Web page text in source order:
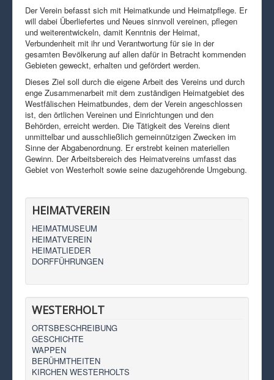
Der Verein befasst sich mit Heimatkunde und Heimatpflege. Er
will dabei Überliefertes und Neues sinnvoll vereinen, pflegen
und weiterentwickeln, damit Kenntnis der Heimat,
Verbundenheit mit ihr und Verantwortung für sie in der
gesamten Bevölkerung auf allen dafür in Betracht kommenden
Gebieten geweckt, erhalten und gefördert werden.
Dieses Ziel soll durch die eigene Arbeit des Vereins und durch
enge Zusammenarbeit mit dem zuständigen Heimatgebiet des
Westfälischen Heimatbundes, dem der Verein angeschlossen
ist, den örtlichen Vereinen und Einrichtungen und den
Behörden, erreicht werden. Die Tätigkeit des Vereins dient
unmittelbar und ausschließlich gemeinnützigen Zwecken im
Sinne der Abgabenordnung. Er erstrebt keinen materiellen
Gewinn. Der Arbeitsbereich des Heimatvereins umfasst das
Gebiet von Westerholt sowie seine dazugehörende Umgebung.
HEIMATVEREIN
HEIMATMUSEUM
HEIMATVEREIN
HEIMATLIEDER
DORFFÜHRUNGEN
WESTERHOLT
ORTSBESCHREIBUNG
GESCHICHTE
WAPPEN
BERÜHMTHEITEN
KIRCHEN WESTERHOLTS